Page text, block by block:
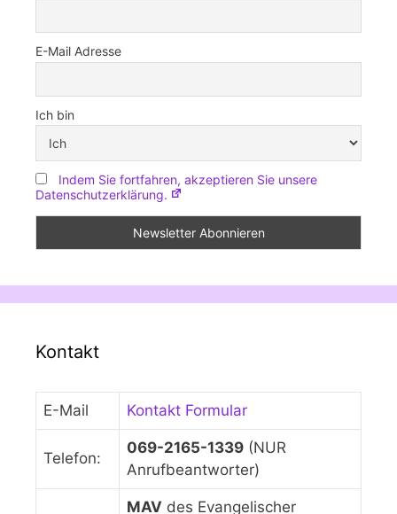
E-Mail Adresse
Ich bin
Indem Sie fortfahren, akzeptieren Sie unsere
Datenschutzerklärung.
Kontakt
E-Mail Kontakt Formular
Telefon:
069-2165-1339 (NUR
Anrufbeantworter)
MAV des Evangelischer